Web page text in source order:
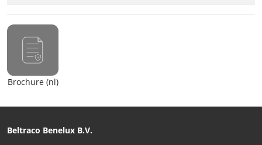
Brochure (nl)
Beltraco Benelux B.V.